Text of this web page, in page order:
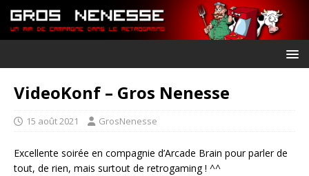
VideoKonf – Gros Nenesse
15 août 2021 GrosNenesse
Excellente soirée en compagnie d’Arcade Brain pour parler de
tout, de rien, mais surtout de retrogaming ! ^^